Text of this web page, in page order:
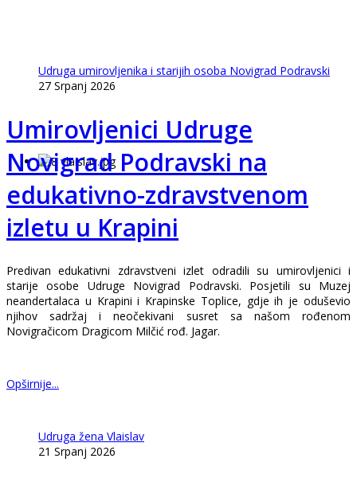
Udruga umirovljenika i starijih osoba Novigrad Podravski
27 Srpanj 2026
Umirovljenici Udruge
Novigrad Podravski na
edukativno-zdravstvenom
izletu u Krapini
Predivan edukativni zdravstveni izlet odradili su umirovljenici i
starije osobe Udruge Novigrad Podravski. Posjetili su Muzej
neandertalaca u Krapini i Krapinske Toplice, gdje ih je oduševio
njihov sadržaj i neočekivani susret sa našom rođenom
Novigračicom Dragicom Milčić rođ. Jagar.
Opširnije...
Udruga žena Vlaislav
21 Srpanj 2026